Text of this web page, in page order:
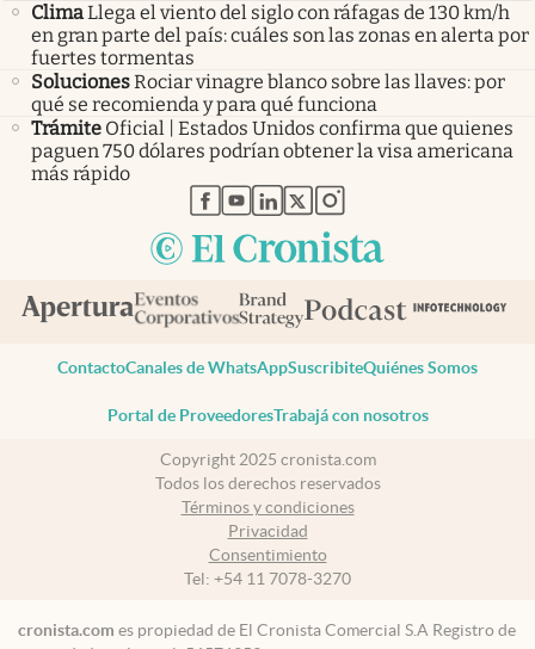
ClimaLlega el viento del siglo con ráfagas de 130 km/h
en gran parte del país: cuáles son las zonas en alerta por
fuertes tormentas
SolucionesRociar vinagre blanco sobre las llaves: por
qué se recomienda y para qué funciona
Trámite Oficial | Estados Unidos confirma que quienes
paguen 750 dólares podrían obtener la visa americana
más rápido
abre en nueva pestaña
abre en nueva pestaña
abre en nueva pestaña
abre en nueva pestaña
abre en nueva pestaña
ContactoCanales de WhatsAppSuscribiteQuiénes Somos
Portal de ProveedoresTrabajá con nosotros
Copyright 2025 cronista.com
Todos los derechos reservados
Términos y condiciones
Privacidad
Consentimiento
Tel: +54 11 7078-3270
cronista.com es propiedad de El Cronista Comercial S.A Registro de